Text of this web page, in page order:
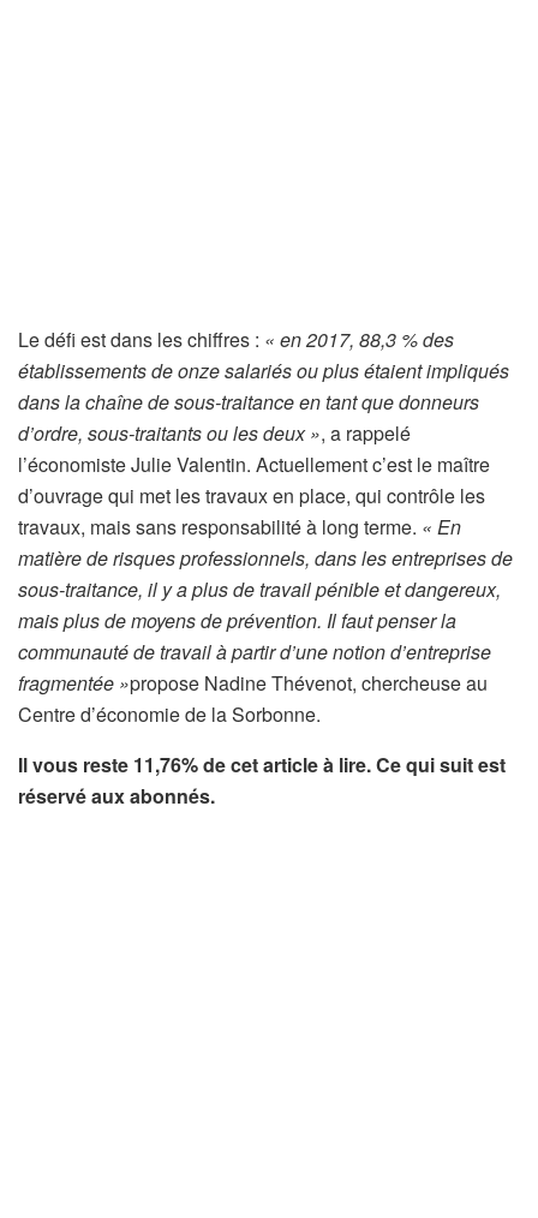
Le défi est dans les chiffres : « en 2017, 88,3 % des
établissements de onze salariés ou plus étaient impliqués
dans la chaîne de sous-traitance en tant que donneurs
d’ordre, sous-traitants ou les deux », a rappelé
l’économiste Julie Valentin. Actuellement c’est le maître
d’ouvrage qui met les travaux en place, qui contrôle les
travaux, mais sans responsabilité à long terme. « En
matière de risques professionnels, dans les entreprises de
sous-traitance, il y a plus de travail pénible et dangereux,
mais plus de moyens de prévention. Il faut penser la
communauté de travail à partir d’une notion d’entreprise
fragmentée »propose Nadine Thévenot, chercheuse au
Centre d’économie de la Sorbonne.
Il vous reste 11,76% de cet article à lire. Ce qui suit est
réservé aux abonnés.